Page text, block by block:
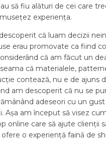
să fiu alături de cei care
experiența.
că luam decizii
erau promovate ca fiind
că am făcut un
că materialele,
contează, nu e de ajuns
am descoperit că nu se
adeseori cu un
Așa am început să visez
online care să ajute clienții
o experiență faină de